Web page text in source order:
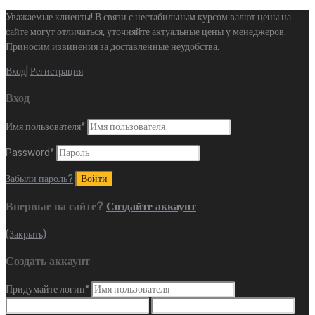
Уважаемые клиенты! В связи с нестабильным курсом валют цены на
сайте могут отличаться, уточняйте актуальные цены у менеджеров.
Приносим извинения за доставленные неудобства.
Вход Регистрация
Вход
Имя пользователя*
Password*
Забыли пароль?
Впервые на сайте? Создайте аккаунт
(Закрыть)
Создать аккаунт
Придумайте логин*